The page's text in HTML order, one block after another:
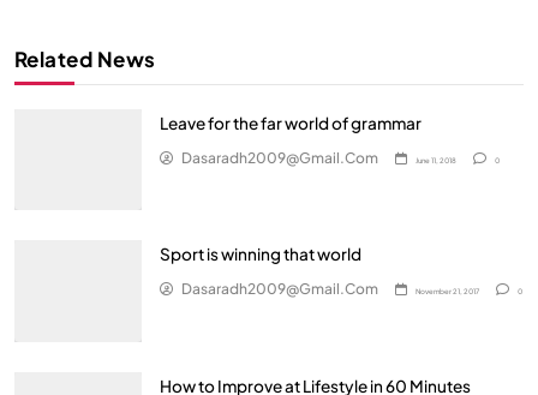
Related News
Leave for the far world of grammar
Dasaradh2009@gmail.com June 11, 2018 0
Sport is winning that world
Dasaradh2009@gmail.com November 21, 2017 0
How to Improve at Lifestyle in 60 Minutes